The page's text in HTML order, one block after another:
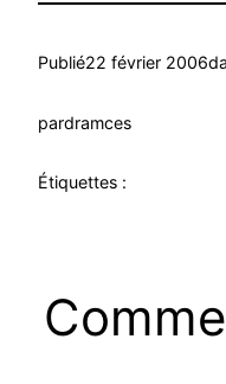
Publié22 février 2006
pardramces
Étiquettes :